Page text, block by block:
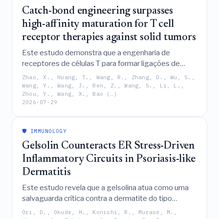
Catch-bond engineering surpasses
high-affinity maturation for T cell
receptor therapies against solid tumors
Este estudo demonstra que a engenharia de
receptores de células T para formar ligações de
captura induzidas por força, em vez de buscar a
maturação de alta afinidade, aumenta
significativamente a sensibilidade e a eficácia
terapêutica contra tumores sólidos, ao mesmo
tempo em que evita toxicidades fora do alvo ao
aproveitar propriedades mecanossensoriais para
melhorar o reconhecimento de antígenos e a
sinalização.
Zhao, X., Huang, T., Wang, R., Zhang, D., Wu, S.,
Wang, Y., Wang, J., Ren, Z., Wang, S., Li, L.,
Zhou, Y., Wang, X., Bao (…)
2026-07-29
🛡️ IMMUNOLOGY
Gelsolin Counteracts ER Stress-Driven
Inflammatory Circuits in Psoriasis-like
Dermatitis
Este estudo revela que a gelsolina atua como uma
salvaguarda crítica contra a dermatite do tipo
psoríase ao ligar-se diretamente ao imiquimod para
Ori, D., Okude, H., Konishi, R., Murase, M.,